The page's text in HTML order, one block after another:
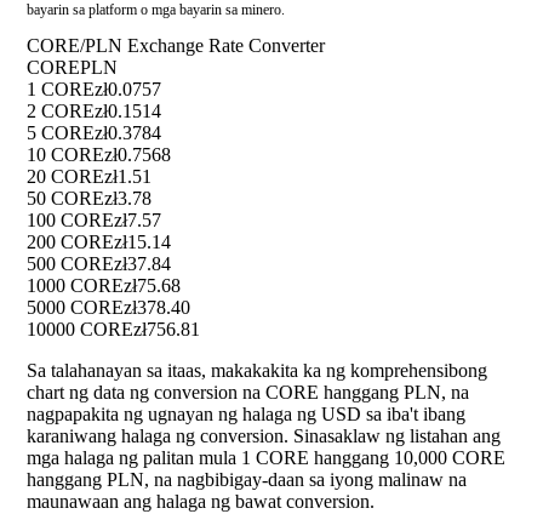
bayarin sa platform o mga bayarin sa minero.
CORE/PLN Exchange Rate Converter
COREPLN
1 COREzł0.0757
2 COREzł0.1514
5 COREzł0.3784
10 COREzł0.7568
20 COREzł1.51
50 COREzł3.78
100 COREzł7.57
200 COREzł15.14
500 COREzł37.84
1000 COREzł75.68
5000 COREzł378.40
10000 COREzł756.81
Sa talahanayan sa itaas, makakakita ka ng komprehensibong
chart ng data ng conversion na CORE hanggang PLN, na
nagpapakita ng ugnayan ng halaga ng USD sa iba't ibang
karaniwang halaga ng conversion. Sinasaklaw ng listahan ang
mga halaga ng palitan mula 1 CORE hanggang 10,000 CORE
hanggang PLN, na nagbibigay-daan sa iyong malinaw na
maunawaan ang halaga ng bawat conversion.